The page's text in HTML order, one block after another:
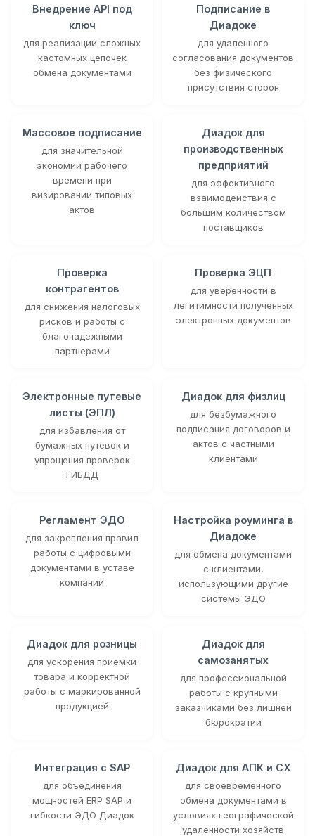
Внедрение API под
ключ
для реализации сложных
кастомных цепочек
обмена документами
Подписание в
Диадоке
для удаленного
согласования документов
без физического
присутствия сторон
Массовое подписание
для значительной
экономии рабочего
времени при
визировании типовых
актов
Диадок для
производственных
предприятий
для эффективного
взаимодействия с
большим количеством
поставщиков
Проверка
контрагентов
для снижения налоговых
рисков и работы с
благонадежными
партнерами
Проверка ЭЦП
для уверенности в
легитимности полученных
электронных документов
Электронные путевые
листы (ЭПЛ)
для избавления от
бумажных путевок и
упрощения проверок
ГИБДД
Диадок для физлиц
для безбумажного
подписания договоров и
актов с частными
клиентами
Регламент ЭДО
для закрепления правил
работы с цифровыми
документами в уставе
компании
Настройка роуминга в
Диадоке
для обмена документами
с клиентами,
использующими другие
системы ЭДО
Диадок для розницы
для ускорения приемки
товара и корректной
работы с маркированной
продукцией
Диадок для
самозанятых
для профессиональной
работы с крупными
заказчиками без лишней
бюрократии
Интеграция с SAP
для объединения
мощностей ERP SAP и
гибкости ЭДО Диадок
Диадок для АПК и СХ
для своевременного
обмена документами в
условиях географической
удаленности хозяйств